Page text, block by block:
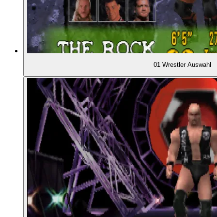
00:36:27 - Veränderungen in der WWF
00:37:48 - Rapide Fortschritte bei den AKI-Spielen
00:41:11 DIE "ATTITUDE ERA" DER WWF
00:43:33 - Emotion, Provokation, Tabubruch
00:44:50 - Heftigere, gewalttätigere Kämpfe
- Der Montreal Screwjob und "Mr. McMahon" als
00:46:31 - Der größte Star der Ära: "Stone Cold" Steve
01 Wrestler Auswahl